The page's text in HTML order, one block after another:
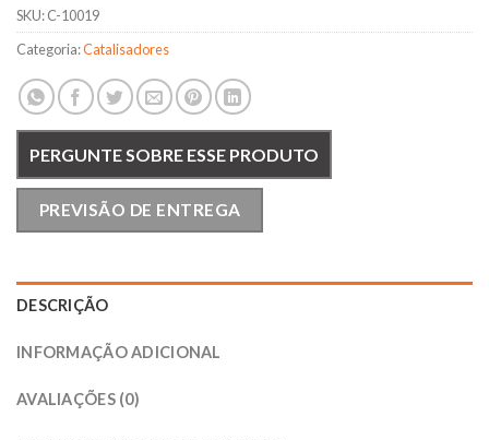
SKU:C-10019
Categoria:Catalisadores
PERGUNTE SOBRE ESSE PRODUTO
PREVISÃO DE ENTREGA
DESCRIÇÃO
INFORMAÇÃO ADICIONAL
AVALIAÇÕES (0)